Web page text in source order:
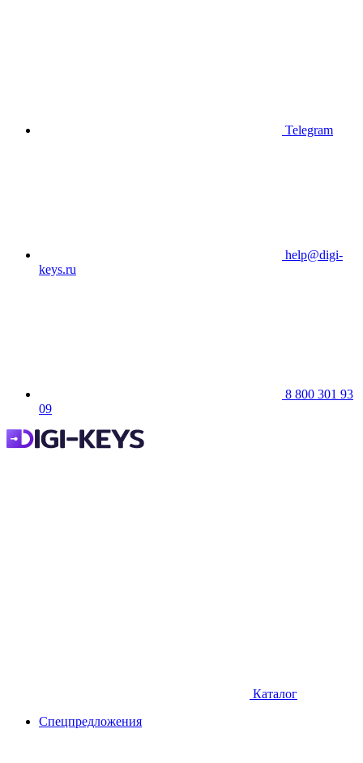
Telegram
help@digi-
keys.ru
8 800 301 93
09
Каталог
Спецпредложения